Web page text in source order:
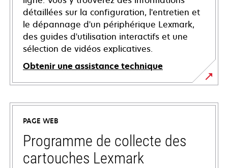
détaillées sur la configuration, l'entretien et
le dépannage d'un périphérique Lexmark,
des guides d'utilisation interactifs et une
sélection de vidéos explicatives.
Obtenir une assistance technique
s’ouvre
dans
nouvel
onglet
PAGE WEB
Programme de collecte des
cartouches Lexmark